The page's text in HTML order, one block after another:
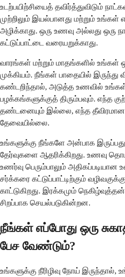
உடற்பயிற்சியைத் தவிர்த்துவிடும்
முற்றிலும் இயல்பானது மற்றும்
அழிக்காது. ஒரு உணவு அல்லது ஒரு
கட்டுப்பாட்டை வரையறுக்காது.
வாரங்கள் மற்றும் மாதங்களில் உங்கள்
முக்கியம். நீங்கள் பாதையில் இருந்து
கண்டறிந்தால், அடுத்த உணவில்
பழக்கங்களுக்குத் திரும்பவும். எந்த
தண்டனையும் இல்லை, எந்த தீவிரமான
தேவையில்லை.
உங்களுக்கு நீங்களே அன்பாக
தேர்வுகளை ஆதரிக்கிறது. உணவு
உணர்வு பெரும்பாலும்
சர்க்கரை கட்டுப்பாட்டிற்கும்
காட்டுகிறது. இரக்கமும்
சிறப்பாக செயல்படுகின்றன.
நீங்கள் எப்போது ஒரு
பேச வேண்டும்?
உங்களுக்கு நீரிழிவு நோய் இருந்தால்,